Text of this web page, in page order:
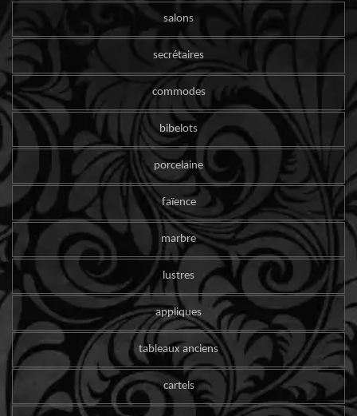
salons
secrétaires
commodes
bibelots
porcelaine
faïence
marbre
lustres
appliques
tableaux anciens
cartels